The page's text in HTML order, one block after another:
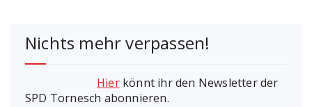
Nichts mehr verpassen!
Hierkönnt ihr den Newsletter der
SPD Tornesch abonnieren.